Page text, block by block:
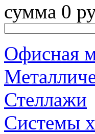
сумма 0
Офисная
Стеллажи
Системы